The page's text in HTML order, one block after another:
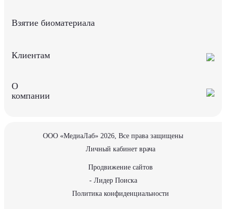
Взятие биоматериала
Клиентам
О
компании
ООО «МедиаЛаб» 2026, Все права защищены
Личный кабинет врача
Продвижение сайтов
- Лидер Поиска
Политика конфиденциальности